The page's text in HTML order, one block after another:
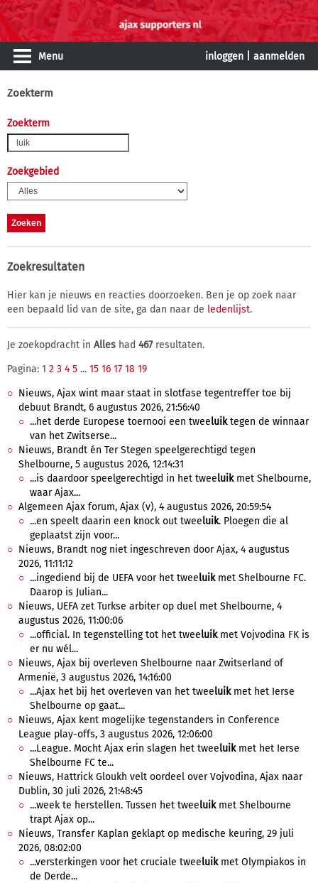
Menu inloggen aanmelden
Zoekterm
Zoekterm
Zoekgebied
Zoekresultaten
Hier kan je nieuws en reacties doorzoeken. Ben je op zoek naar
een bepaald lid van de site, ga dan naar de ledenlijst.
Je zoekopdracht in Alles had 467resultaten.
Pagina: 1 2 3 4 5 ... 15 16 17 18 19
Nieuws, Ajax wint maar staat in slotfase tegentreffer toe bij
debuut Brandt, 6 augustus 2026, 21:56:40
...het derde Europese toernooi een tweeluiktegen de winnaar
van het Zwitserse...
Nieuws, Brandt én Ter Stegen speelgerechtigd tegen
Shelbourne, 5 augustus 2026, 12:14:31
...is daardoor speelgerechtigd in het tweeluikmet Shelbourne,
waar Ajax...
Algemeen Ajax forum, Ajax (v), 4 augustus 2026, 20:59:54
...en speelt daarin een knock out tweeluik. Ploegen die al
geplaatst zijn voor...
Nieuws, Brandt nog niet ingeschreven door Ajax, 4 augustus
2026, 11:11:12
...ingediend bij de UEFA voor het tweeluikmet Shelbourne FC.
Daarop is Julian...
Nieuws, UEFA zet Turkse arbiter op duel met Shelbourne, 4
augustus 2026, 11:00:06
...official. In tegenstelling tot het tweeluikmet Vojvodina FK is
er nu wél...
Nieuws, Ajax bij overleven Shelbourne naar Zwitserland of
Armenië, 3 augustus 2026, 14:16:00
...Ajax het bij het overleven van het tweeluikmet het Ierse
Shelbourne op gaat...
Nieuws, Ajax kent mogelijke tegenstanders in Conference
League play-offs, 3 augustus 2026, 12:06:00
...League. Mocht Ajax erin slagen het tweeluikmet het Ierse
Shelbourne FC te...
Nieuws, Hattrick Gloukh velt oordeel over Vojvodina, Ajax naar
Dublin, 30 juli 2026, 21:48:45
...week te herstellen. Tussen het tweeluikmet Shelbourne
trapt Ajax op...
Nieuws, Transfer Kaplan geklapt op medische keuring, 29 juli
2026, 08:02:00
...versterkingen voor het cruciale tweeluikmet Olympiakos in
de Derde...